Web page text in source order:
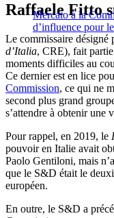
Mercato à la
d’influence pour
Raffaele Fitto
Le commissaire
d’Italia, CRE), fait
moments difficiles au
Ce dernier est en lice
Commission, ce qui ne
second plus grand
s’attendre à obtenir une
Pour rappel, en 2019, le
pouvoir en Italie avait
Paolo Gentiloni, mais
que le S&D était le
européen.
En outre, le S&D a